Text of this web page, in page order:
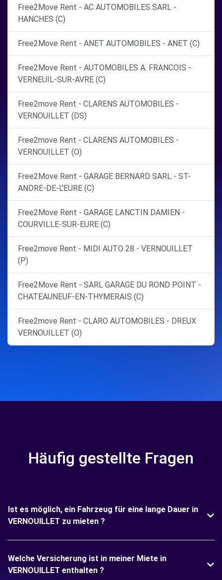
Free2Move Rent - AC AUTOMOBILES SARL -
HANCHES (C)
Free2Move Rent - ANET AUTOMOBILES - ANET (C)
Free2Move Rent - AUTOMOBILES A. FRANCOIS -
VERNEUIL-SUR-AVRE (C)
Free2move Rent - CLARENS AUTOMOBILES -
VERNOUILLET (DS)
Free2move Rent - CLARENS AUTOMOBILES -
VERNOUILLET (O)
Free2Move Rent - GARAGE BERNARD SARL - ST-
ANDRE-DE-L'EURE (C)
Free2Move Rent - GARAGE LANCTIN DAMIEN -
COURVILLE-SUR-EURE (C)
Free2move Rent - MIDI AUTO 28 - VERNOUILLET
(P)
Free2Move Rent - SARL GARAGE DU ROND POINT -
CHATEAUNEUF-EN-THYMERAIS (C)
Free2move Rent - CLARO AUTOMOBILES - DREUX
VERNOUILLET (O)
Häufig gestellte Fragen
Ist es möglich, ein Fahrzeug für eine lange Dauer in
VERNOUILLET zu mieten ?
Welche Versicherung ist in meiner Miete in
VERNOUILLET enthalten ?